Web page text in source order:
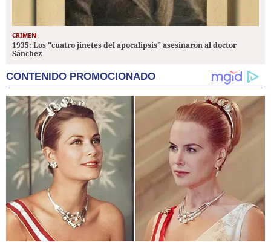
CRIMEN
1935: Los "cuatro jinetes del apocalipsis" asesinaron al doctor
Sánchez
CONTENIDO PROMOCIONADO